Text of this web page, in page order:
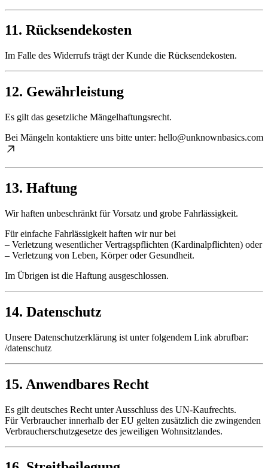
11. Rücksendekosten
Im Falle des Widerrufs trägt der Kunde die Rücksendekosten.
12. Gewährleistung
Es gilt das gesetzliche Mängelhaftungsrecht.
Bei Mängeln kontaktiere uns bitte unter: hello@unknownbasics.com
13. Haftung
Wir haften unbeschränkt für Vorsatz und grobe Fahrlässigkeit.
Für einfache Fahrlässigkeit haften wir nur bei
– Verletzung wesentlicher Vertragspflichten (Kardinalpflichten) oder
– Verletzung von Leben, Körper oder Gesundheit.
Im Übrigen ist die Haftung ausgeschlossen.
14. Datenschutz
Unsere Datenschutzerklärung ist unter folgendem Link abrufbar:
/datenschutz
15. Anwendbares Recht
Es gilt deutsches Recht unter Ausschluss des UN-Kaufrechts.
Für Verbraucher innerhalb der EU gelten zusätzlich die zwingenden
Verbraucherschutzgesetze des jeweiligen Wohnsitzlandes.